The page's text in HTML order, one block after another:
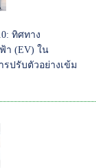
ทิศทาง
า (EV) ใน
รปรับตัวอย่างเข้ม